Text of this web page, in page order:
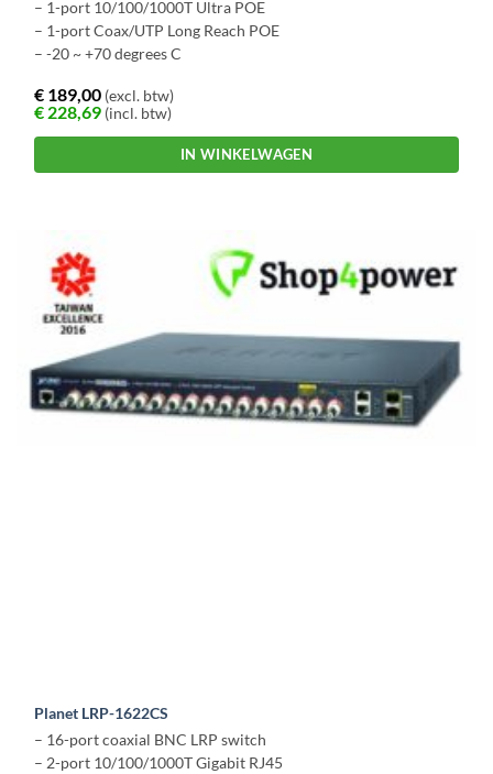
– 1-port 10/100/1000T Ultra POE
– 1-port Coax/UTP Long Reach POE
– -20 ~ +70 degrees C
€ 189,00 (excl. btw)
€ 228,69 (incl. btw)
IN WINKELWAGEN
Planet LRP-1622CS
– 16-port coaxial BNC LRP switch
– 2-port 10/100/1000T Gigabit RJ45